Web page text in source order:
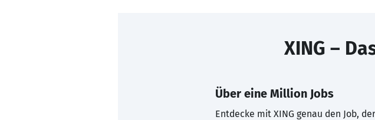
XING –
Über eine Million Jobs
Entdecke mit XING genau den Job,